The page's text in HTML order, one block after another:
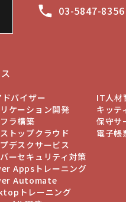
03-5847-8356
ドバイザー
ケーション開発
ラ構築
トップクラウド
デスクサービス
ーセキュリティ対策
Appsトレーニング
Automate
トレーニング
IT人材
キッテ
保守サ
電子帳